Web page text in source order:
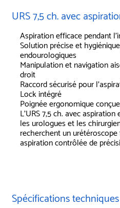
URS 7,5 ch. avec
Aspiration efficace pendant
Solution précise et
endourologiques
Manipulation et navigation
droit
Raccord sécurisé pour
Lock intégré
Poignée ergonomique
L’URS 7,5 ch. avec
les urologues et les
recherchent un
aspiration contrôlée de
Spécifications techniques